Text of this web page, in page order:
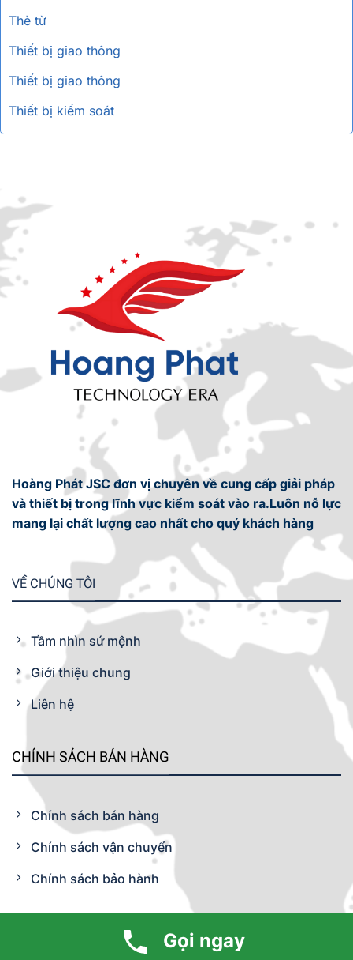
Thẻ từ
Thiết bị giao thông
Thiết bị giao thông
Thiết bị kiểm soát
Hoàng Phát JSC đơn vị chuyên về cung cấp giải pháp
và thiết bị trong lĩnh vực kiểm soát vào ra.Luôn nỗ lực
mang lại chất lượng cao nhất cho quý khách hàng
VỀ CHÚNG TÔI
Tầm nhìn sứ mệnh
Giới thiệu chung
Liên hệ
CHÍNH SÁCH BÁN HÀNG
Chính sách bán hàng
Chính sách vận chuyển
Chính sách bảo hành
Gọi ngay